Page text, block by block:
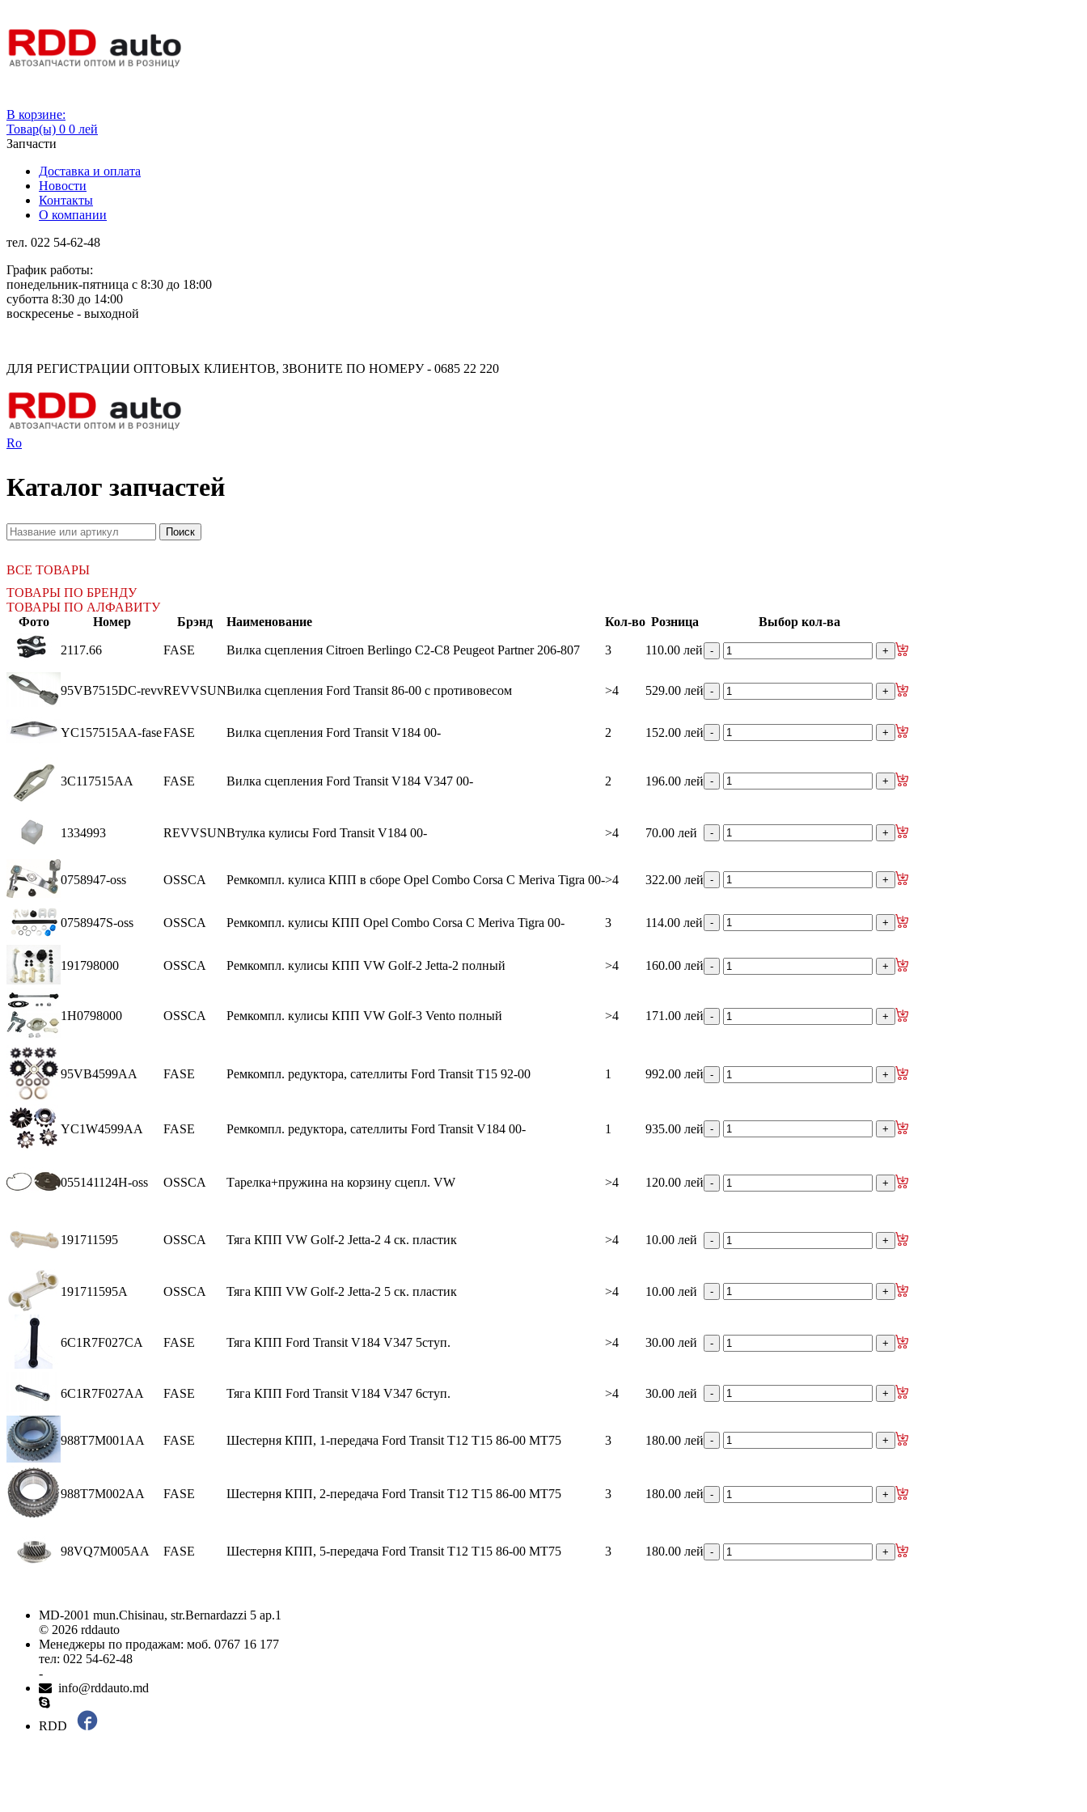
В корзине:
Товар(ы) 0 0 лей
Запчасти
Доставка и оплата
Новости
Контакты
О компании
тел. 022 54-62-48
График работы:
понедельник-пятница с 8:30 до 18:00
суботта 8:30 до 14:00
воскресенье - выходной
ДЛЯ РЕГИСТРАЦИИ ОПТОВЫХ КЛИЕНТОВ, ЗВОНИТЕ ПО НОМЕРУ - 0685 22 220
Ro
Каталог запчастей
ВСЕ ТОВАРЫ
ТОВАРЫ ПО БРЕНДУ
ТОВАРЫ ПО АЛФАВИТУ
Фото
Номер Брэнд Наименование Кол-во Розница Выбор кол-ва
2117.66 FASE Вилка сцепления Citroen Berlingo C2-C8 Peugeot Partner 206-807 3 110.00 лей
95VB7515DC-revvREVVSUNВилка сцепления Ford Transit 86-00 с противовесом >4 529.00 лей
YC157515AA-faseFASE Вилка сцепления Ford Transit V184 00- 2 152.00 лей
3C117515AA FASE Вилка сцепления Ford Transit V184 V347 00- 2 196.00 лей
1334993 REVVSUNВтулка кулисы Ford Transit V184 00- >4 70.00 лей
0758947-oss OSSCA Ремкомпл. кулиса КПП в сборе Opel Combo Corsa C Meriva Tigra 00->4 322.00 лей
0758947S-oss OSSCA Ремкомпл. кулисы КПП Opel Combo Corsa C Meriva Tigra 00- 3 114.00 лей
191798000 OSSCA Ремкомпл. кулисы КПП VW Golf-2 Jetta-2 полный >4 160.00 лей
1H0798000 OSSCA Ремкомпл. кулисы КПП VW Golf-3 Vento полный >4 171.00 лей
95VB4599AA FASE Ремкомпл. редуктора, сателлиты Ford Transit T15 92-00 1 992.00 лей
YC1W4599AA FASE Ремкомпл. редуктора, сателлиты Ford Transit V184 00- 1 935.00 лей
055141124H-oss OSSCA Тарелка+пружина на корзину сцепл. VW >4 120.00 лей
191711595 OSSCA Тяга КПП VW Golf-2 Jetta-2 4 ск. пластик >4 10.00 лей
191711595A OSSCA Тяга КПП VW Golf-2 Jetta-2 5 ск. пластик >4 10.00 лей
6C1R7F027CA FASE Тяга КПП Ford Transit V184 V347 5ступ. >4 30.00 лей
6C1R7F027AA FASE Тяга КПП Ford Transit V184 V347 6ступ. >4 30.00 лей
988T7M001AA FASE Шестерня КПП, 1-передача Ford Transit T12 T15 86-00 MT75 3 180.00 лей
988T7M002AA FASE Шестерня КПП, 2-передача Ford Transit T12 T15 86-00 MT75 3 180.00 лей
98VQ7M005AA FASE Шестерня КПП, 5-передача Ford Transit T12 T15 86-00 MT75 3 180.00 лей
MD-2001 mun.Chisinau, str.Bernardazzi 5 ap.1
© 2026 rddauto
Менеджеры по продажам: моб. 0767 16 177
тел: 022 54-62-48
-
info@rddauto.md
RDD